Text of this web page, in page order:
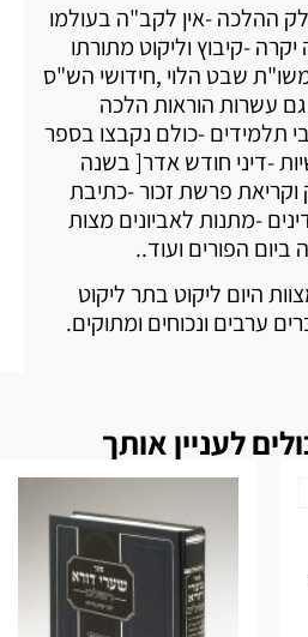
ההלכה -אין לקב"ה בעולמו
-קיבוץ וליקוט מתורתו
שבט הלוי ,חידושי הש"ס
גם עשרות הוראות הלכה
תלמידים -כולם נקבצו בספר
-דיני חודש אדר[ בשנה
פרשת זכור -כתיבת
-מתנות לאביונים מצות
הפורים ועוד..
היום ליקוט בתר ליקוט
ערבים ונכוחים ומתוקים.
לעניין אותך